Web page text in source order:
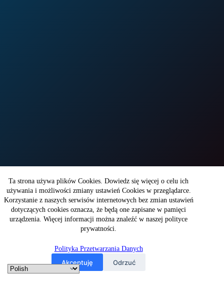
Ta strona używa plików Cookies. Dowiedz się więcej o celu ich
używania i możliwości zmiany ustawień Cookies w przeglądarce.
Korzystanie z naszych serwisów internetowych bez zmian ustawień
dotyczących cookies oznacza, że będą one zapisane w pamięci
urządzenia. Więcej informacji można znaleźć w naszej polityce
prywatności.
Polityka Przetwarzania Danych
Akceptuję Odrzuć
Wojskowy Instytut Techniki Inżynieryjnej
im. profesora Józefa Kosackiego
ul. Obornicka 136
50-961Wrocław